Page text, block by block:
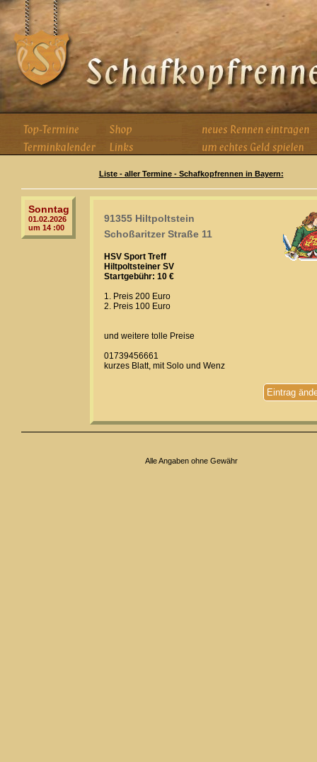
Liste - aller Termine - Schafkopfrennen in Bayern:
Sonntag
01.02.2026
um 14 :00
91355 Hiltpoltstein
Schoßaritzer Straße 11
HSV Sport Treff
Hiltpoltsteiner SV
Startgebühr: 10 €
1. Preis 200 Euro
2. Preis 100 Euro
und weitere tolle Preise
01739456661
kurzes Blatt, mit Solo und Wenz
Eintrag
Alle Angaben ohne Gewähr